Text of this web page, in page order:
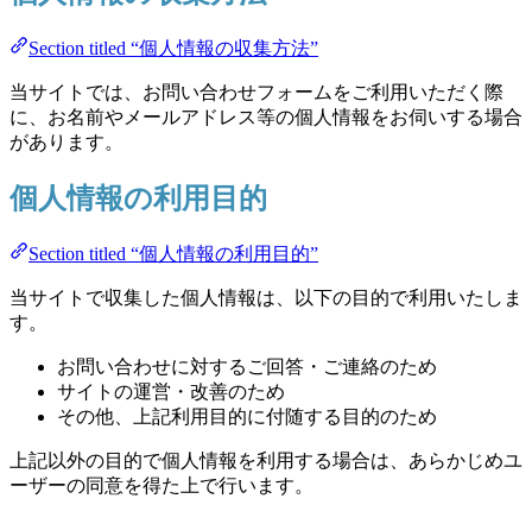
Section titled “個人情報の収集方法”
当サイトでは、お問い合わせフォームをご利用いただく際
に、お名前やメールアドレス等の個人情報をお伺いする場合
があります。
個人情報の利用目的
Section titled “個人情報の利用目的”
当サイトで収集した個人情報は、以下の目的で利用いたしま
す。
お問い合わせに対するご回答・ご連絡のため
サイトの運営・改善のため
その他、上記利用目的に付随する目的のため
上記以外の目的で個人情報を利用する場合は、あらかじめユ
ーザーの同意を得た上で行います。